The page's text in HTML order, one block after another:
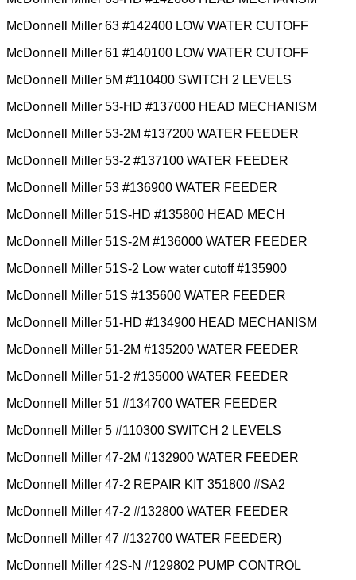
McDonnell Miller 63 #142400 LOW WATER CUTOFF
McDonnell Miller 61 #140100 LOW WATER CUTOFF
McDonnell Miller 5M #110400 SWITCH 2 LEVELS
McDonnell Miller 53-HD #137000 HEAD MECHANISM
McDonnell Miller 53-2M #137200 WATER FEEDER
McDonnell Miller 53-2 #137100 WATER FEEDER
McDonnell Miller 53 #136900 WATER FEEDER
McDonnell Miller 51S-HD #135800 HEAD MECH
McDonnell Miller 51S-2M #136000 WATER FEEDER
McDonnell Miller 51S-2 Low water cutoff #135900
McDonnell Miller 51S #135600 WATER FEEDER
McDonnell Miller 51-HD #134900 HEAD MECHANISM
McDonnell Miller 51-2M #135200 WATER FEEDER
McDonnell Miller 51-2 #135000 WATER FEEDER
McDonnell Miller 51 #134700 WATER FEEDER
McDonnell Miller 5 #110300 SWITCH 2 LEVELS
McDonnell Miller 47-2M #132900 WATER FEEDER
McDonnell Miller 47-2 REPAIR KIT 351800 #SA2
McDonnell Miller 47-2 #132800 WATER FEEDER
McDonnell Miller 47 #132700 WATER FEEDER)
McDonnell Miller 42S-N #129802 PUMP CONTROL